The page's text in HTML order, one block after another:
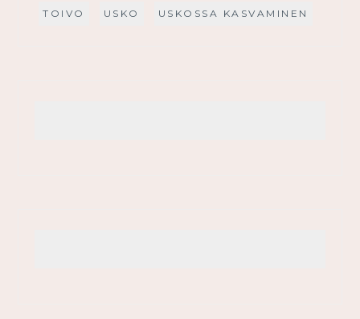
TOIVO USKO USKOSSA KASVAMINEN